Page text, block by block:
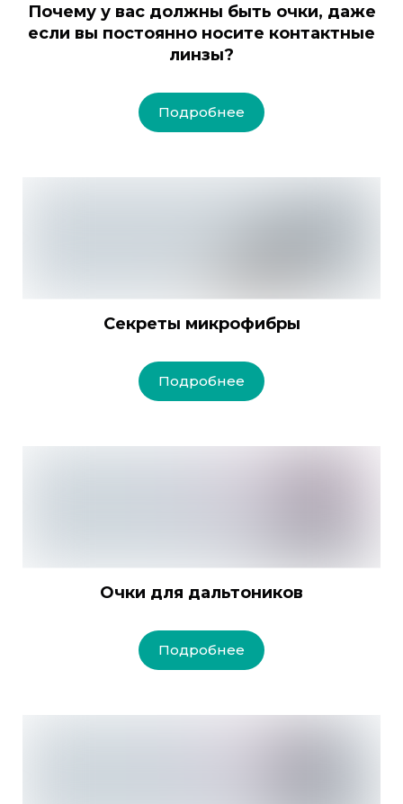
Почему у вас должны быть очки, даже
если вы постоянно носите контактные
линзы?
Подробнее
Секреты микрофибры
Подробнее
Очки для дальтоников
Подробнее